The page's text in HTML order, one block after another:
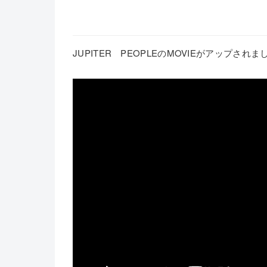
JUPITER PEOPLEのMOVIEがアップされまし